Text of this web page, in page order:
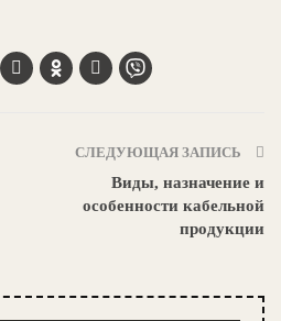
СЛЕДУЮЩАЯ ЗАПИСЬ
Виды, назначение и
особенности кабельной
продукции